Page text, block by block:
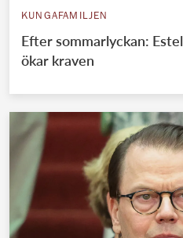
KUNGAFAMILJEN
Efter sommarlyckan:
ökar kraven